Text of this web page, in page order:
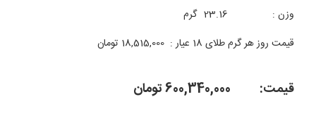
وزن : 23.16 گرم
قیمت روز هر گرم طلای 18 عیار :
18,515,000 تومان
قیمت: 600,340,000تومان